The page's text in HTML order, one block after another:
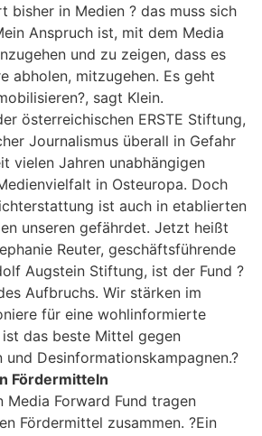
bisher in Medien ? das muss sich
Anspruch ist, mit dem Media
und zu zeigen, dass es
abholen, mitzugehen. Es geht
sagt Klein.
österreichischen ERSTE Stiftung,
Journalismus überall in Gefahr
vielen Jahren unabhängigen
in Osteuropa. Doch
ist auch in etablierten
unseren gefährdet. Jetzt heißt
Reuter, geschäftsführende
Augstein Stiftung, ist der Fund ?
Aufbruchs. Wir stärken im
für eine wohlinformierte
das beste Mittel gegen
und Desinformationskampagnen.?
Fördermitteln
Media Forward Fund tragen
Fördermittel zusammen. ?Ein